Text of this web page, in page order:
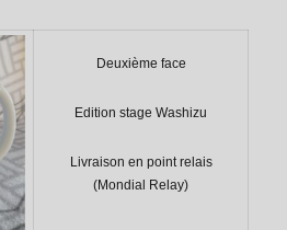
Deuxième face
Edition stage Washizu
Livraison en point relais
(Mondial Relay)